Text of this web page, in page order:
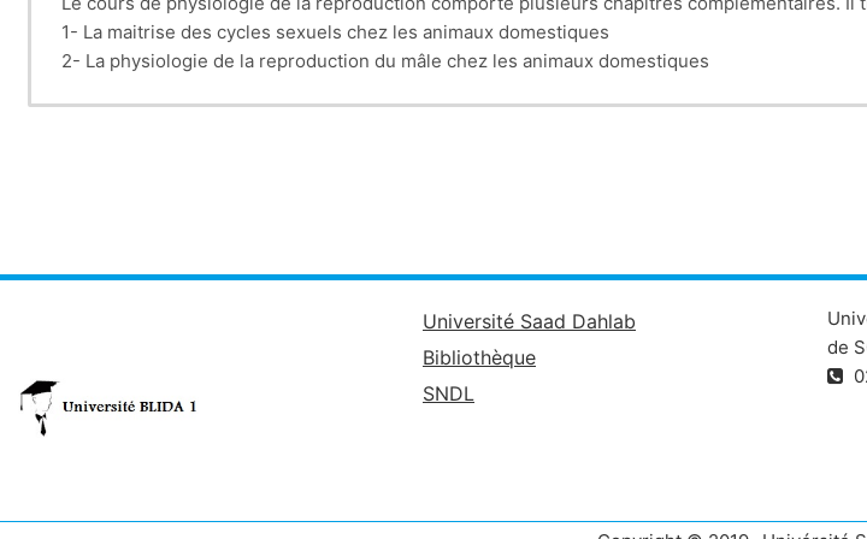
1- La maitrise des cycles sexuels chez les animaux domestiques
2- La physiologie de la reproduction du mâle chez les animaux domestiques
Université Saad Dahlab
Bibliothèque
SNDL
de